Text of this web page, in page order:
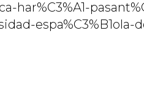
har%C3%A1-
espa%C3%B1ola-